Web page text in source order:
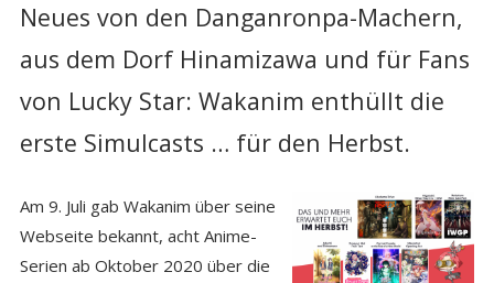
Neues von den Danganronpa-Machern,
aus dem Dorf Hinamizawa und für Fans
von Lucky Star: Wakanim enthüllt die
erste Simulcasts … für den Herbst.
Am 9. Juli gab Wakanim über seine
Webseite bekannt, acht Anime-
Serien ab Oktober 2020 über die